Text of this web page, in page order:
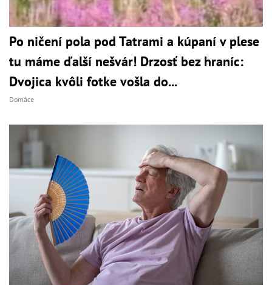
Po ničení pola pod Tatrami a kúpaní v plese
tu máme ďalší nešvár! Drzosť bez hraníc:
Dvojica kvôli fotke vošla do...
Domáce